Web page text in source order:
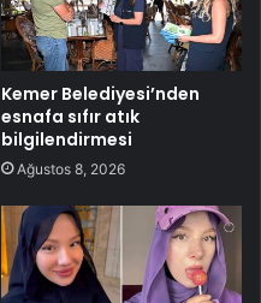
Kemer Belediyesi’nden
esnafa sıfır atık
bilgilendirmesi
Ağustos 8, 2026